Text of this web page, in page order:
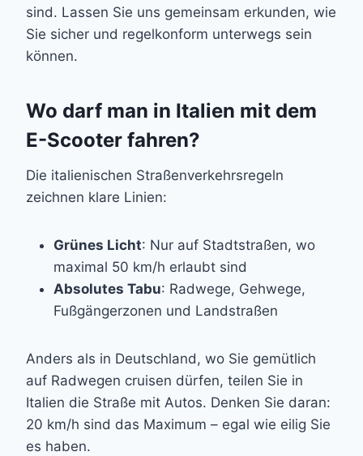
sind. Lassen Sie uns gemeinsam erkunden, wie
Sie sicher und regelkonform unterwegs sein
können.
Wo darf man in Italien mit dem
E-Scooter fahren?
Die italienischen Straßenverkehrsregeln
zeichnen klare Linien:
Grünes Licht: Nur auf Stadtstraßen, wo
maximal 50 km/h erlaubt sind
Absolutes Tabu: Radwege, Gehwege,
Fußgängerzonen und Landstraßen
Anders als in Deutschland, wo Sie gemütlich
auf Radwegen cruisen dürfen, teilen Sie in
Italien die Straße mit Autos. Denken Sie daran:
20 km/h sind das Maximum – egal wie eilig Sie
es haben.